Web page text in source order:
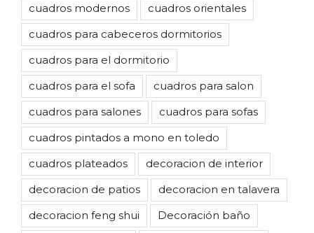
cuadros modernos
cuadros orientales
cuadros para cabeceros dormitorios
cuadros para el dormitorio
cuadros para el sofa
cuadros para salon
cuadros para salones
cuadros para sofas
cuadros pintados a mono en toledo
cuadros plateados
decoracion de interior
decoracion de patios
decoracion en talavera
decoracion feng shui
Decoración baño